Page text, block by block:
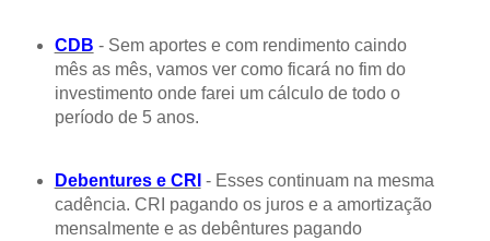
CDB - Sem aportes e com rendimento caindo
mês as mês, vamos ver como ficará no fim do
investimento onde farei um cálculo de todo o
período de 5 anos.
Debentures e CRI - Esses continuam na mesma
cadência. CRI pagando os juros e a amortização
mensalmente e as debêntures pagando